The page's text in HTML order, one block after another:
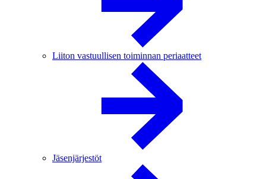
Liiton vastuullisen toiminnan periaatteet
Jäsenjärjestöt